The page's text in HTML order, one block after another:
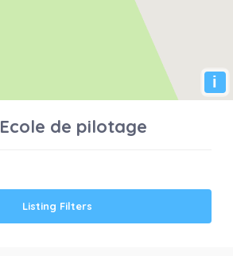
i
Ecole de pilotage
Listing Filters